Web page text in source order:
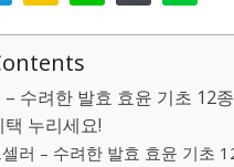
수려한 발효 효윤 기초 12
누리세요!
러 – 수려한 발효 효윤 기초